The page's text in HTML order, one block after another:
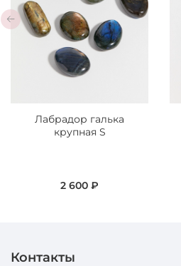
Лабрадор галька
крупная S
2 600 ₽
Контакты